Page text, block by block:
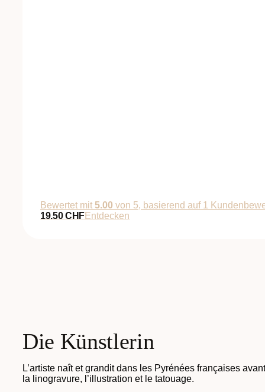
Bewertet mit 5.00 von 5, basierend auf 1
19.50CHFEntdecken
Die Künstlerin
L’artiste naît et grandit dans les Pyrénées françaises
la linogravure, l’illustration et le tatouage.